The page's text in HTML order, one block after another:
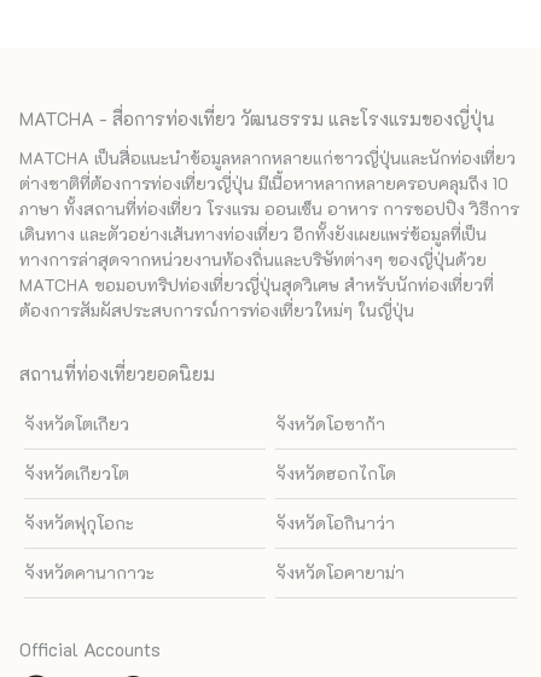
MATCHA - สื่อการท่องเที่ยว วัฒนธรรม และโรงแรมของญี่ปุ่น
MATCHA เป็นสื่อแนะนำข้อมูลหลากหลายแก่ชาวญี่ปุ่นและนักท่องเที่ยว
ต่างชาติที่ต้องการท่องเที่ยวญี่ปุ่น มีเนื้อหาหลากหลายครอบคลุมถึง 10
ภาษา ทั้งสถานที่ท่องเที่ยว โรงแรม ออนเซ็น อาหาร การชอปปิง วิธีการ
เดินทาง และตัวอย่างเส้นทางท่องเที่ยว อีกทั้งยังเผยแพร่ข้อมูลที่เป็น
ทางการล่าสุดจากหน่วยงานท้องถิ่นและบริษัทต่างๆ ของญี่ปุ่นด้วย
MATCHA ขอมอบทริปท่องเที่ยวญี่ปุ่นสุดวิเศษ สำหรับนักท่องเที่ยวที่
ต้องการสัมผัสประสบการณ์การท่องเที่ยวใหม่ๆ ในญี่ปุ่น
สถานที่ท่องเที่ยวยอดนิยม
จังหวัดโตเกียว จังหวัดโอซาก้า
จังหวัดเกียวโต จังหวัดฮอกไกโด
จังหวัดฟุกุโอกะ จังหวัดโอกินาว่า
จังหวัดคานากาวะ จังหวัดโอคายาม่า
Official Accounts